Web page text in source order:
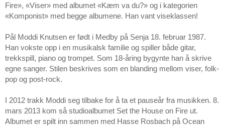
Fire», «Viser» med albumet «Kæm va du?» og i kategorien
«Komponist» med begge albumene. Han vant viseklassen!
Pål Moddi Knutsen er født i Medby på Senja 18. februar 1987.
Han vokste opp i en musikalsk familie og spiller både gitar,
trekkspill, piano og trompet. Som 18-åring bygynte han å skrive
egne sanger. Stilen beskrives som en blanding mellom viser, folk-
pop og post-rock.
I 2012 trakk Moddi seg tilbake for å ta et pauseår fra musikken. 8.
mars 2013 kom så studioalbumet Set the House on Fire ut.
Albumet er spilt inn sammen med Hasse Rosbach på Ocean